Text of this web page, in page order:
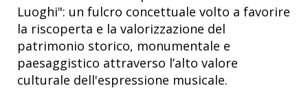
Luoghi": un fulcro concettuale volto a favorire
la riscoperta e la valorizzazione del
patrimonio storico, monumentale e
paesaggistico attraverso l’alto valore
culturale dell'espressione musicale.